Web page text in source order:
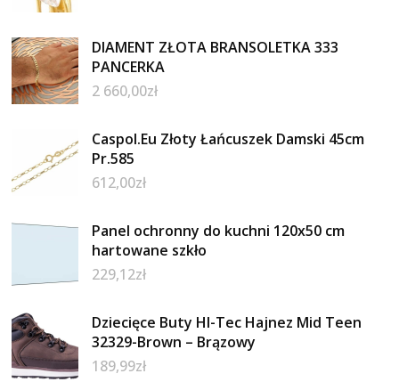
DIAMENT ZŁOTA BRANSOLETKA 333
PANCERKA
2 660,00zł
Caspol.Eu Złoty Łańcuszek Damski 45cm
Pr.585
612,00zł
Panel ochronny do kuchni 120x50 cm
hartowane szkło
229,12zł
Dziecięce Buty HI-Tec Hajnez Mid Teen
32329-Brown – Brązowy
189,99zł